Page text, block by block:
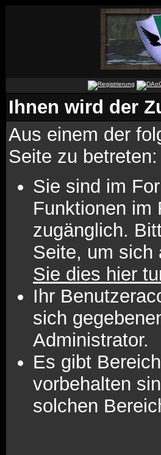
Ihnen wird der
Aus einem der
Seite zu betreten:
Sie sind im
Funktionen im
zugänglich.
Seite, um sich
Sie dies hier
Ihr
sich
Administrator.
Es gibt
vorbehalten
solchen